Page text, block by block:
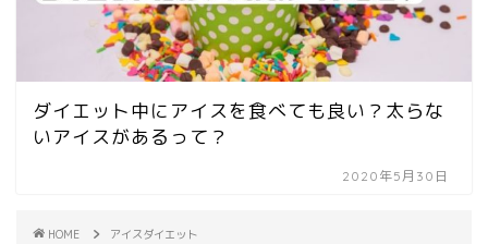
ダイエット中にアイスを食べても良い？太らな
いアイスがあるって？
2020年5月30日
HOME アイスダイエット